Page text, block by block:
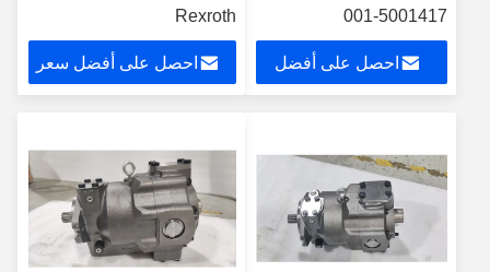
5001417-001
احصل على أفضل
Rexroth
A10VSO71DFEO-31R-
PPA12K07-SO480
احصل على أفضل سعر